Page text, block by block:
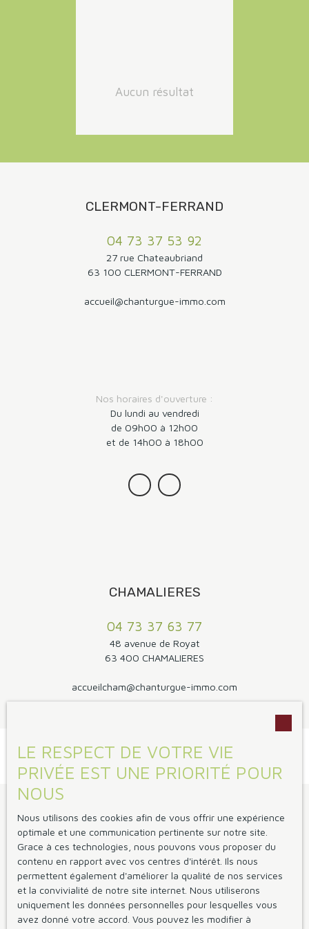
RECHERCHER
Aucun résultat
CLERMONT-FERRAND
04 73 37 53 92
27 rue Chateaubriand
63 100 CLERMONT-FERRAND
accueil@chanturgue-immo.com
Nos horaires d'ouverture :
Du lundi au vendredi
de 09h00 à 12h00
et de 14h00 à 18h00
CHAMALIERES
04 73 37 63 77
48 avenue de Royat
63 400 CHAMALIERES
accueilcham@chanturgue-immo.com
Vendre avec nous
Gestion locative
Espace vendeur
Espace bailleur
LE RESPECT DE VOTRE VIE
PRIVÉE EST UNE PRIORITÉ POUR
NOUS
Nous utilisons des cookies afin de vous offrir une expérience
optimale et une communication pertinente sur notre site.
Grace à ces technologies, nous pouvons vous proposer du
contenu en rapport avec vos centres d'intérêt. Ils nous
permettent également d'améliorer la qualité de nos services
et la convivialité de notre site internet. Nous utiliserons
uniquement les données personnelles pour lesquelles vous
avez donné votre accord. Vous pouvez les modifier à